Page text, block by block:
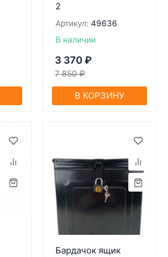
2
Артикул: 49636
В наличии
3 370 ₽
7 850 ₽
В КОРЗИНУ
Бардачок ящик